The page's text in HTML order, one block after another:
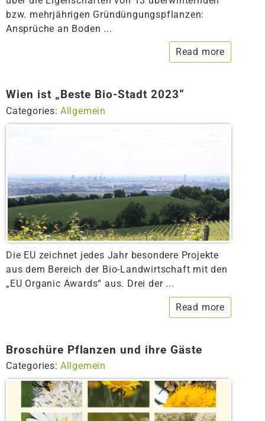
bzw. mehrjährigen Gründüngungspflanzen:
Ansprüche an Boden ...
Read more
Wien ist „Beste Bio-Stadt 2023“
Categories: Allgemein
Die EU zeichnet jedes Jahr besondere Projekte
aus dem Bereich der Bio-Landwirtschaft mit den
„EU Organic Awards“ aus. Drei der ...
Read more
Broschüre Pflanzen und ihre Gäste
Categories: Allgemein